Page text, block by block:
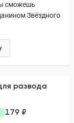
сможешь
Звёздного
развода
179 ₽